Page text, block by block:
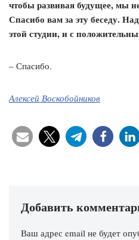
чтобы развивая будущее, мы
Спасибо вам за эту беседу.
этой студии, и с
– Спасибо.
Алексей Воскобойников
Добавить
Ваш адрес email не будет